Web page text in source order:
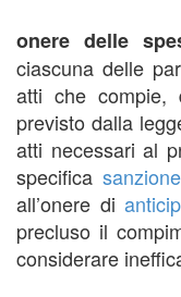
onere delle
ciascuna delle
atti che compie,
previsto dalla
atti necessari al
specificasanzione
all’onere di
precluso il
considerare